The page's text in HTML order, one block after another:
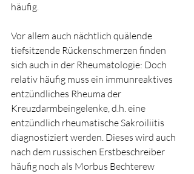
häufig.
Vor allem auch nächtlich quälende
tiefsitzende Rückenschmerzen finden
sich auch in der Rheumatologie: Doch
relativ häufig muss ein immunreaktives
entzündliches Rheuma der
Kreuzdarmbeingelenke, d.h. eine
entzündlich rheumatische Sakroiliitis
diagnostiziert werden. Dieses wird auch
nach dem russischen Erstbeschreiber
häufig noch als Morbus Bechterew